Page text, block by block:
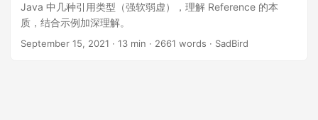
Java 中几种引用类型（强软弱虚），理解 Reference 的本
质，结合示例加深理解。
September 15, 2021 · 13 min · 2661 words · SadBird